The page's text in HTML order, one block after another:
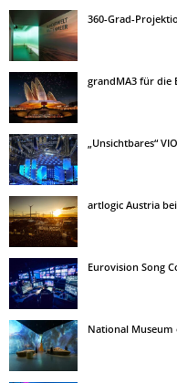
360-Grad-
grandMA3 für die
„Unsichtbares“
artlogic Austria
Eurovision Song
National